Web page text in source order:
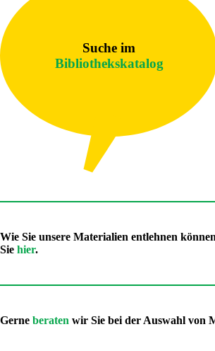
Suche im
Bibliothekskatalog
Wie Sie unsere Materialien entlehnen
Sie hier.
Gerne beraten wir Sie bei der Auswahl von